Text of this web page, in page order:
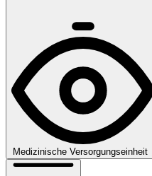
Medizinische Versorgungseinheit